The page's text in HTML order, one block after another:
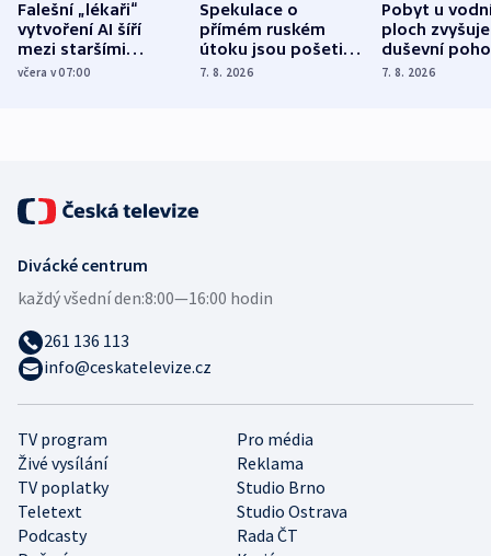
Falešní „lékaři“
vytvoření AI šíří
mezi staršími
Poláky nebezpečné
včera v 07:00
Spekulace o
přímém ruském
útoku jsou pošetilé,
míní estonský
7. 8. 2026
Pobyt u
ploch zvyšuje
duševní
ukázala
7. 8. 2026
TV program
Pro média
Živé vysílání
Reklama
TV poplatky
Studio Brno
Teletext
Studio Ostrava
Podcasty
Rada ČT
Divácké centrum
každý všední den:8:00—16:00 hodin
261 136 113
info@ceskatelevize.cz